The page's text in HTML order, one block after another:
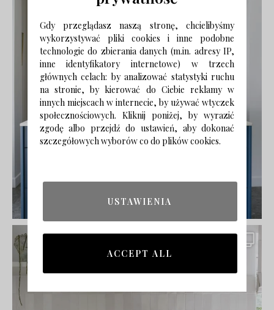
Gdy przeglądasz naszą stronę, chcielibyśmy
wykorzystywać pliki cookies i inne podobne
technologie do zbierania danych (m.in. adresy IP,
inne identyfikatory internetowe) w trzech
głównych celach: by analizować statystyki ruchu
na stronie, by kierować do Ciebie reklamy w
innych miejscach w internecie, by używać wtyczek
społecznościowych. Kliknij poniżej, by wyrazić
zgodę albo przejdź do ustawień, aby dokonać
szczegółowych wyborów co do plików cookies.
USTAWIENIA
ACCEPT ALL